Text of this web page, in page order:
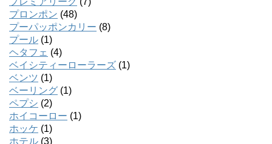
プロンポン (48)
プーパッポンカリー (8)
プール (1)
ヘタフェ (4)
ベイシティーローラーズ (1)
ベンツ (1)
ベーリング (1)
ペプシ (2)
ホイコーロー (1)
ホッケ (1)
ホテル (3)